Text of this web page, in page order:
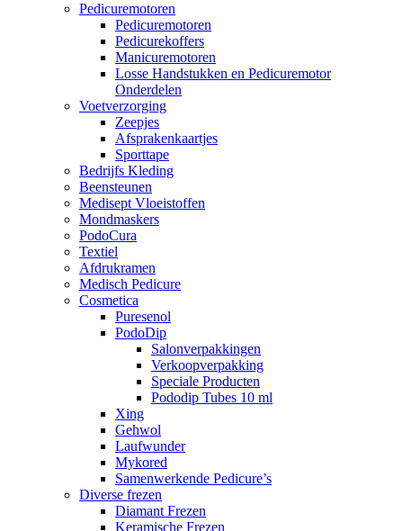
Pedicuremotoren
Pedicuremotoren
Pedicurekoffers
Manicuremotoren
Losse Handstukken en Pedicuremotor
Onderdelen
Voetverzorging
Zeepjes
Afsprakenkaartjes
Sporttape
Bedrijfs Kleding
Beensteunen
Medisept Vloeistoffen
Mondmaskers
PodoCura
Textiel
Afdrukramen
Medisch Pedicure
Cosmetica
Puresenol
PodoDip
Salonverpakkingen
Verkoopverpakking
Speciale Producten
Pododip Tubes 10 ml
Xing
Gehwol
Laufwunder
Mykored
Samenwerkende Pedicure’s
Diverse frezen
Diamant Frezen
Keramische Frezen